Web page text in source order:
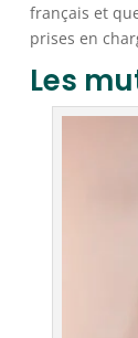
français et
prises en
Les